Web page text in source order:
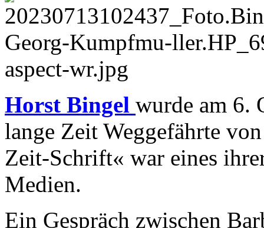
Horst Bingel wurde am 6.
lange Zeit Weggefährte
Zeit-Schrift« war eines
Medien.
Ein Gespräch zwischen